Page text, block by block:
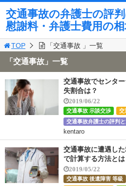
交通事故の弁護士の評
慰謝料・弁護士費用の
TOP 「交通事故 」一覧
「交通事故」一覧
交通事故でセンタ
失割合は？
2019/06/22
交通事故 示談交渉
交
交通事故弁護士の評判
kentaro
交通事故に遭遇し
で計算する方法とは
2019/05/22
交通事故 後遺障害 等級